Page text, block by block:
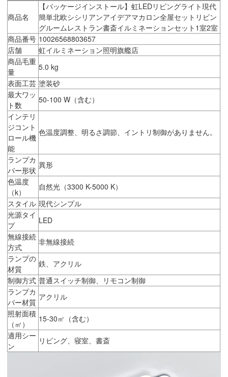
商品名
【パッケージインストール】虹LEDリビングライト現代
簡単北欧シシリアンアイデアマカロン全屋セットリビン
グルームレストラン書斎イルミネーションセット1室2室
商品番号 10026568803657
店舗
虹イルミネーション照明旗艦店
商品毛重
量
5.0 kg
表面工芸 塗装砂
最大ワッ
ト数
50-100 W（含む）
インテリ
ジコント
ロール機
能
色温度調整、明るさ調節、イントリ制御がありません。
ランプカ
バー形状
異形
色温度
（k）
自然光（3300 K-5000 K）
スタイル 現代シンプル
光源タイ
プ
LED
無線接続
方式
非無線接続
ランプの
材質
鉄、アクリル
制御方式 普通スイッチ制御、リモコン制御
ランプカ
バー材質
アクリル
照射面積
（㎡）
15-30㎡（含む）
適用シー
ン
リビング、寝室、書斎